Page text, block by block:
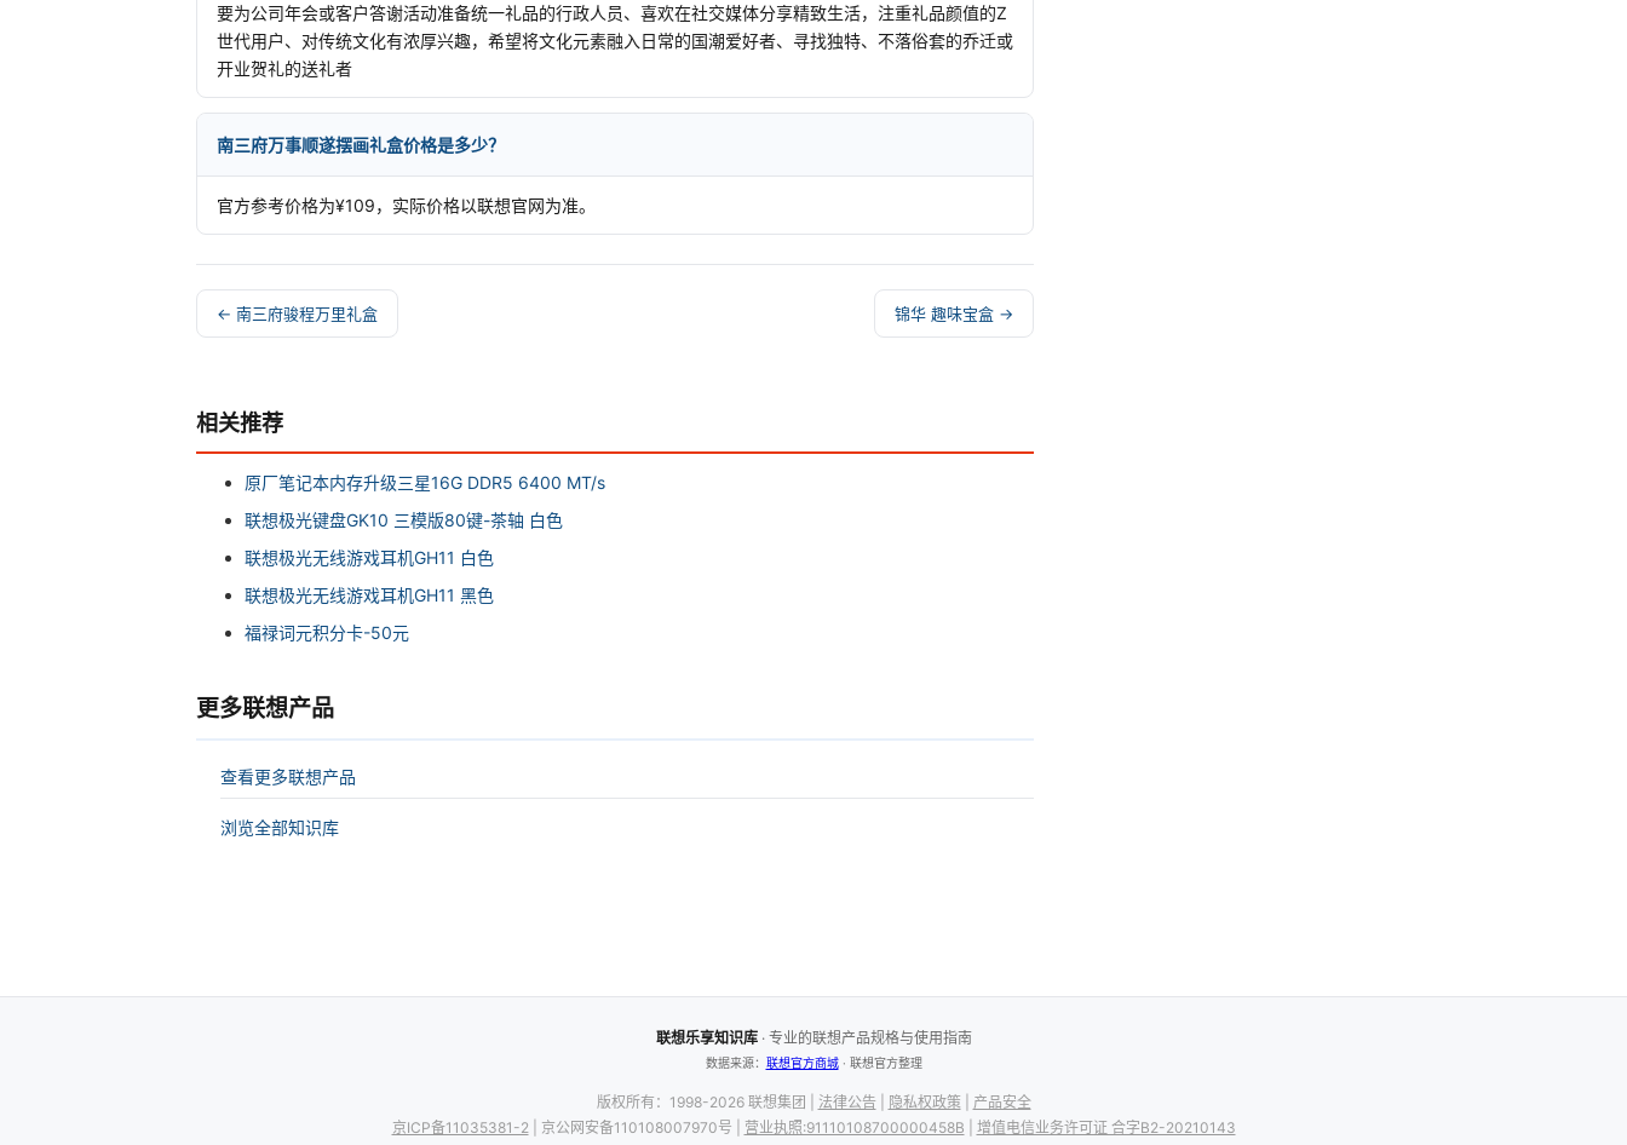
要为公司年会或客户答谢活动准备统一礼品的行政人员、喜欢在社交媒体分享精致生活，注重礼品颜值的Z
世代用户、对传统文化有浓厚兴趣，希望将文化元素融入日常的国潮爱好者、寻找独特、不落俗套的乔迁或
开业贺礼的送礼者
南三府万事顺遂摆画礼盒价格是多少？
官方参考价格为¥109，实际价格以联想官网为准。
← 南三府骏程万里礼盒 锦华 趣味宝盒 →
相关推荐
原厂笔记本内存升级三星16G DDR5 6400 MT/s
联想极光键盘GK10 三模版80键-茶轴 白色
联想极光无线游戏耳机GH11 白色
联想极光无线游戏耳机GH11 黑色
福禄词元积分卡-50元
更多联想产品
查看更多联想产品
浏览全部知识库
联想乐享知识库· 专业的联想产品规格与使用指南
数据来源： 联想官方商城· 联想官方整理
版权所有：1998-2026 联想集团 | 法律公告| 隐私权政策| 产品安全
京ICP备11035381-2| 京公网安备110108007970号 | 营业执照:91110108700000458B 增值电信业务许可证 合字B2-20210143